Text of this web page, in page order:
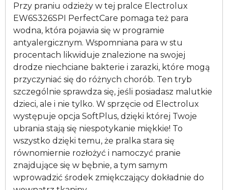
Przy praniu odzieży w tej pralce Electrolux
EW6S326SPI PerfectCare pomaga też para
wodna, która pojawia się w programie
antyalergicznym. Wspomniana para w stu
procentach likwiduje znalezione na swojej
drodze niechciane bakterie i zarazki, które mogą
przyczyniać się do różnych chorób. Ten tryb
szczególnie sprawdza się, jeśli posiadasz malutkie
dzieci, ale i nie tylko. W sprzęcie od Electrolux
występuje opcja SoftPlus, dzięki której Twoje
ubrania stają się niespotykanie miękkie! To
wszystko dzięki temu, że pralka stara się
równomiernie rozłożyć i namoczyć pranie
znajdujące się w bębnie, a tym samym
wprowadzić środek zmiękczający dokładnie do